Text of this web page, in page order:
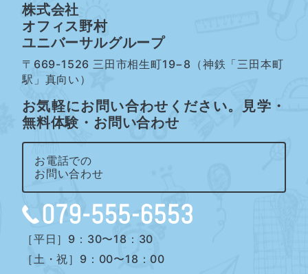
株式会社
オフィス野村
ユニバーサルグループ
〒669-1526 三田市相生町19−8（神鉄「三田本町
駅」真向い）
お気軽にお問い合わせください。見学・
無料体験・お問い合わせ
お電話での
お問い合わせ
［平日］9：30〜18：30
［土・祝］9：00〜18：00